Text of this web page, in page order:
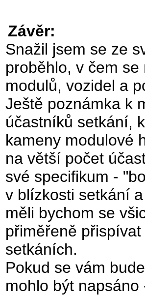
Závěr:
Snažil jsem se ze
proběhlo, v čem
modulů, vozidel a
Ještě poznámka k
účastníků setkání,
kameny modulové
na větší počet
své specifikum -
v blízkosti setkání
měli bychom se
přiměřeně
setkáních.
Pokud se vám
mohlo být